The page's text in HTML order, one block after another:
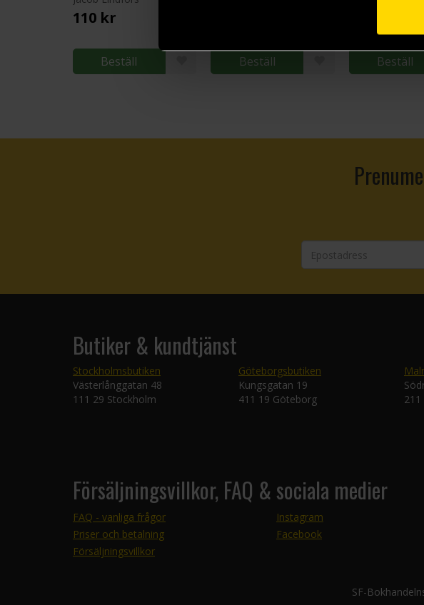
110 kr
Beställ Beställ
Längre
Beställ
Butiker & kundtjänst
Stockholmsbutiken
Västerlånggatan 48
111 29 Stockholm
Göteborgsbutiken
Kungsgatan 19
411 19 Göteborg
Försäljningsvillkor, FAQ & sociala medier
FAQ - vanliga frågor
Priser och betalning
Försäljningsvillkor
Instagram
Facebook
SF-